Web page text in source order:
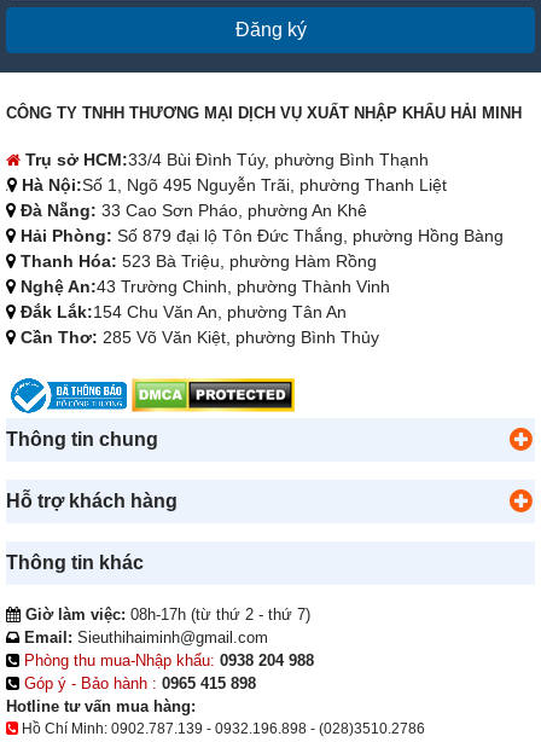
Đăng ký
CÔNG TY TNHH THƯƠNG MẠI DỊCH VỤ XUẤT NHẬP KHẨU HẢI MINH
Trụ sở HCM:33/4 Bùi Đình Túy, phường Bình Thạnh
Hà Nội:Số 1, Ngõ 495 Nguyễn Trãi, phường Thanh Liệt
Đà Nẵng: 33 Cao Sơn Pháo, phường An Khê
Hải Phòng: Số 879 đại lộ Tôn Đức Thắng, phường Hồng Bàng
Thanh Hóa: 523 Bà Triệu, phường Hàm Rồng
Nghệ An:43 Trường Chinh, phường Thành Vinh
Đắk Lắk:154 Chu Văn An, phường Tân An
Cần Thơ: 285 Võ Văn Kiệt, phường Bình Thủy
Thông tin chung
Hỗ trợ khách hàng
Thông tin khác
Giờ làm việc: 08h-17h (từ thứ 2 - thứ 7)
Email: Sieuthihaiminh@gmail.com
Phòng thu mua-Nhập khẩu: 0938 204 988
Góp ý - Bảo hành : 0965 415 898
Hotline tư vấn mua hàng:
Hồ Chí Minh: 0902.787.139 - 0932.196.898 - (028)3510.2786